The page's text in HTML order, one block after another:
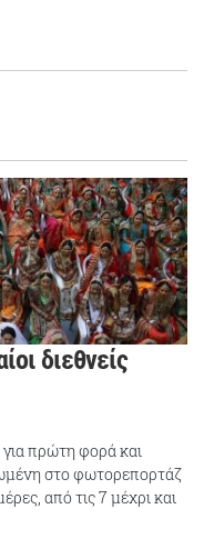
διεθνείς
πρώτη φορά και
στο φωτορεπορτάζ
από τις 7 μέχρι και